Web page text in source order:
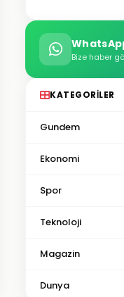
Bize haber
KATEGORILER
Gundem
Ekonomi
Spor
Teknoloji
Magazin
Dunya